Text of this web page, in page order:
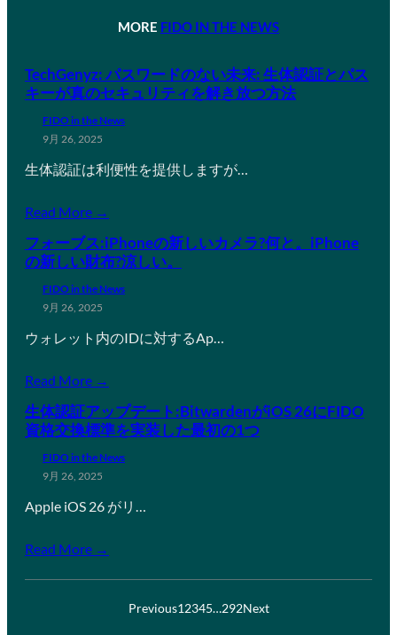
MORE FIDO IN THE NEWS
TechGenyz: パスワードのない未来: 生体認証とパス
キーが真のセキュリティを解き放つ方法
FIDO in the News
9月 26, 2025
生体認証は利便性を提供しますが…
Read More →
フォーブス:iPhoneの新しいカメラ?何と。iPhone
の新しい財布?涼しい。
FIDO in the News
9月 26, 2025
ウォレット内のIDに対するAp…
Read More →
生体認証アップデート:BitwardenがiOS 26にFIDO
資格交換標準を実装した最初の1つ
FIDO in the News
9月 26, 2025
Apple iOS 26 がリ…
Read More →
Previous12345…292Next